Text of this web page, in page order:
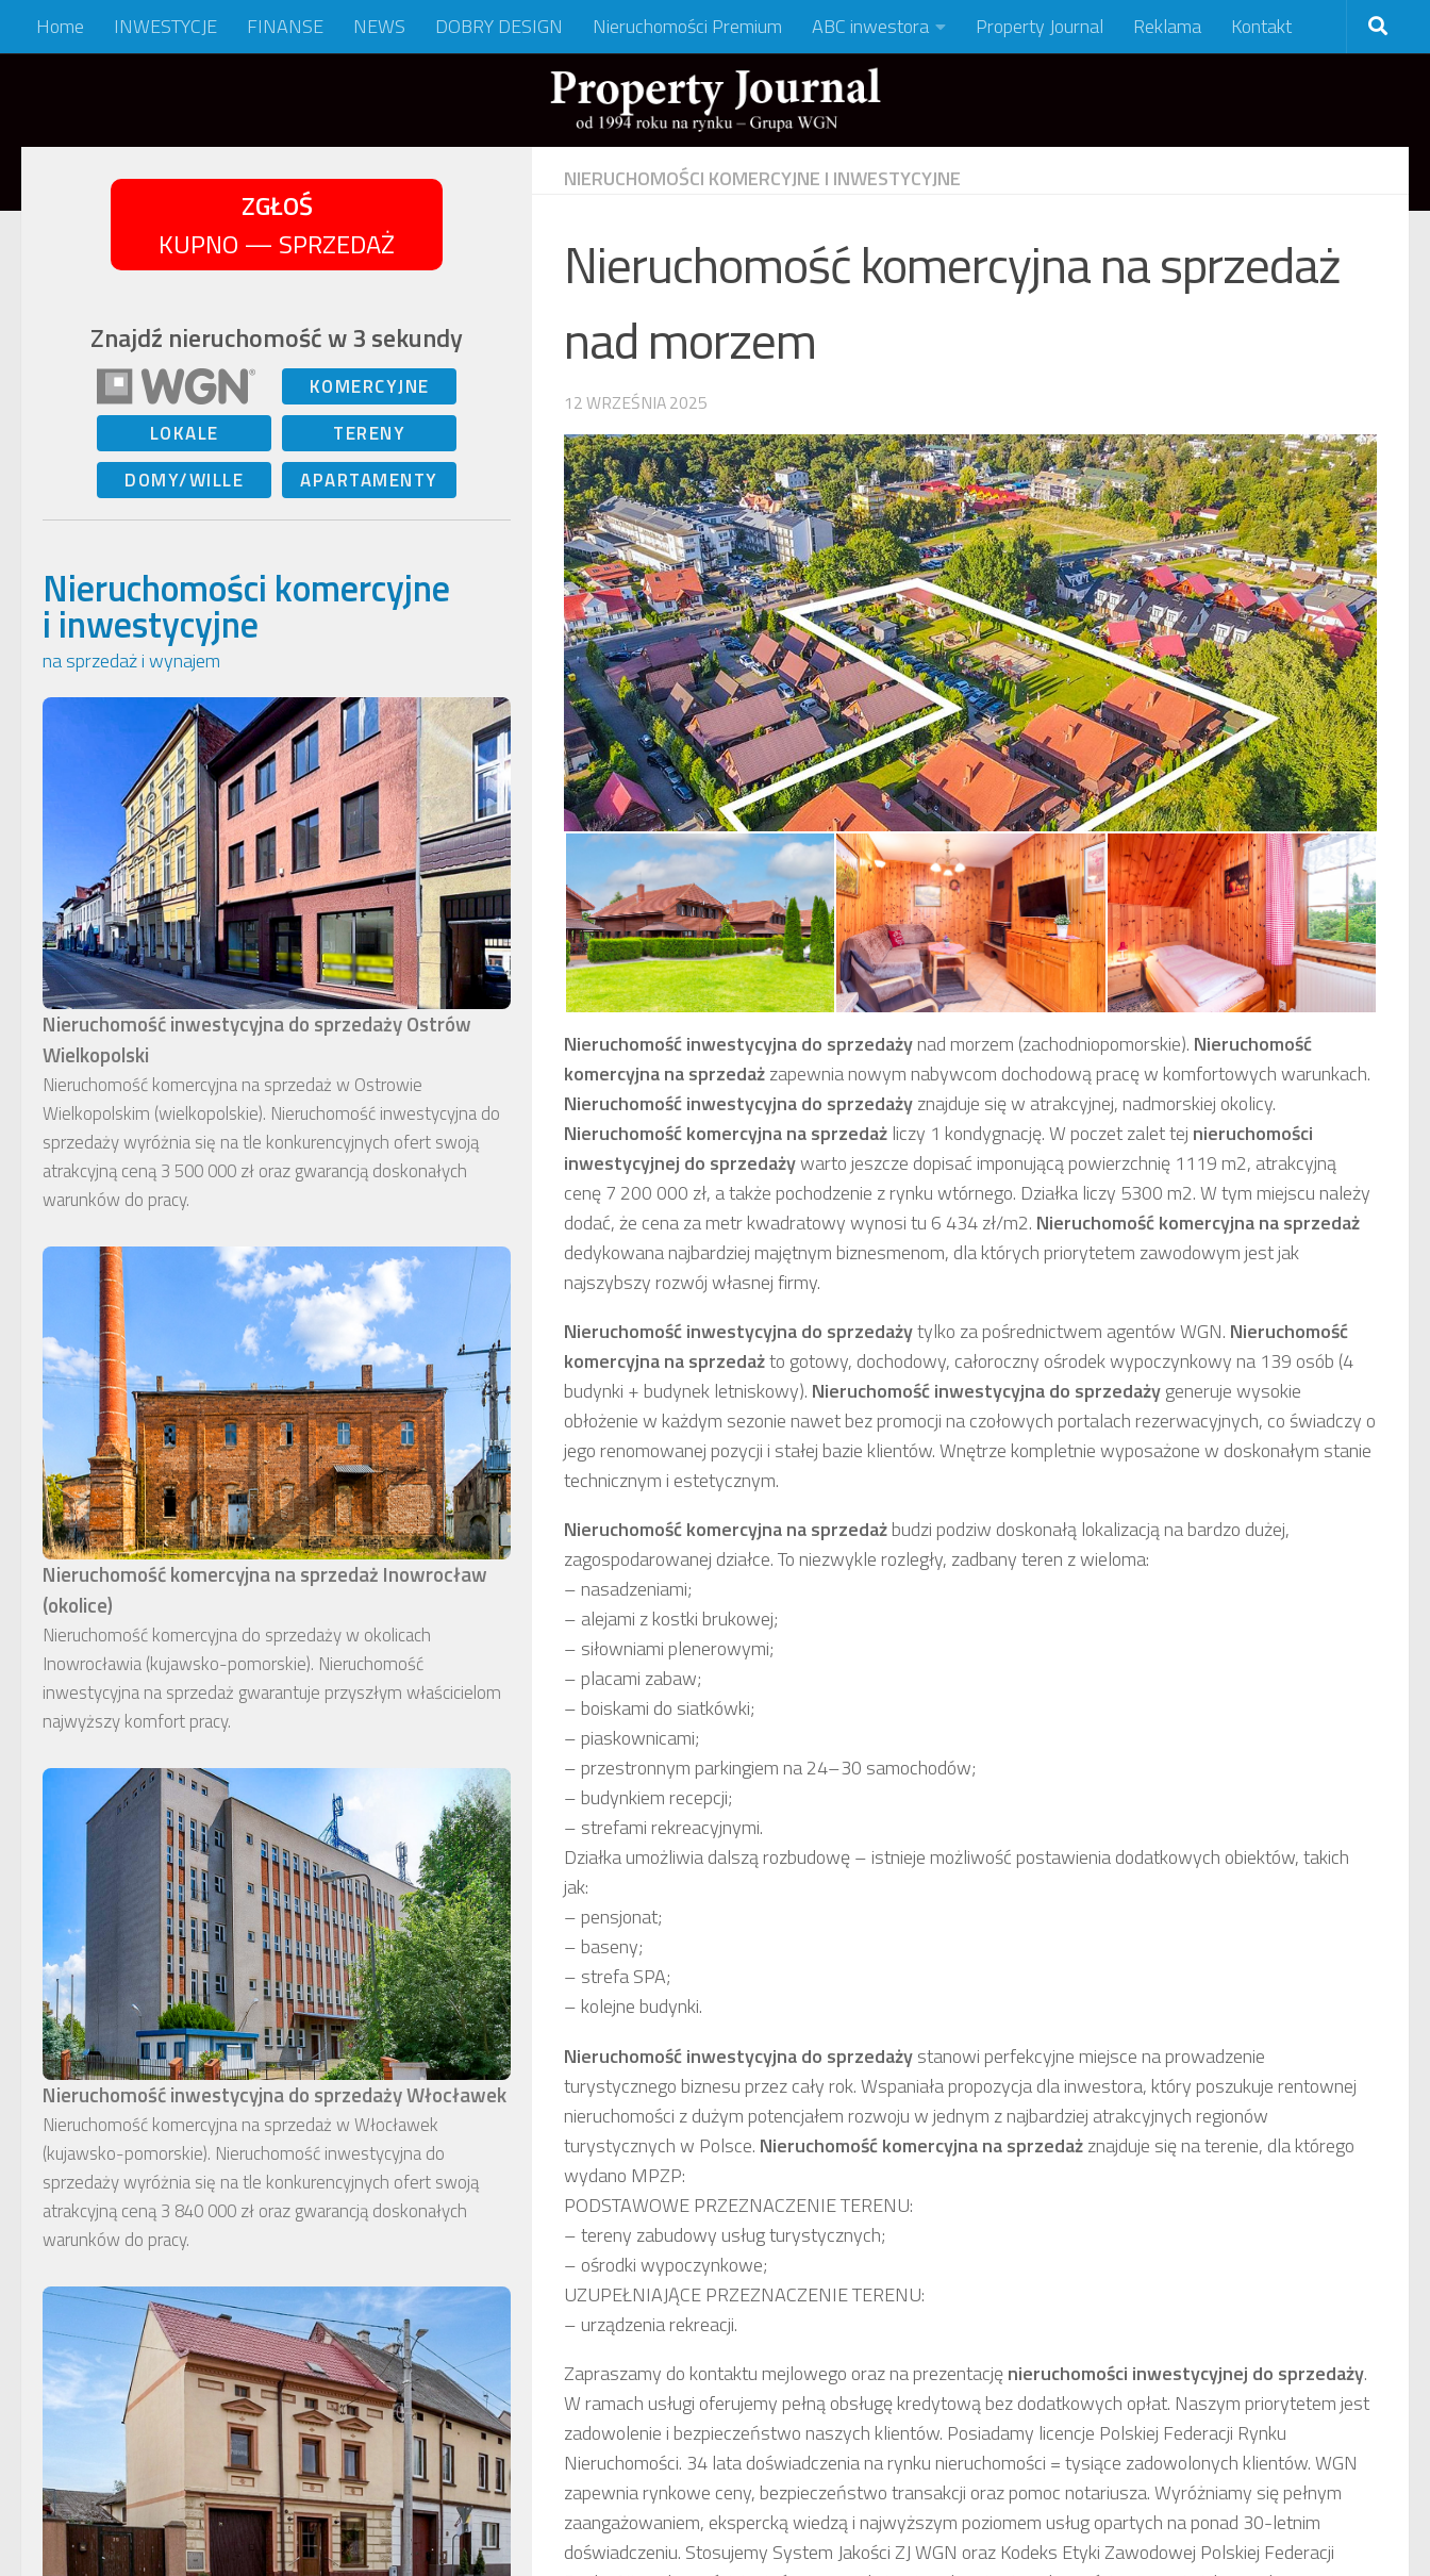
Skip to content
Home INWESTYCJE FINANSE NEWS DOBRY DESIGN Nieruchomości Premium ABC inwestora Property Journal Reklama Kontakt
NIERUCHOMOŚCI KOMERCYJNE I INWESTYCYJNE
Nieruchomość komercyjna na sprzedaż
nad morzem
12 WRZEŚNIA 2025
Nieruchomość inwestycyjnado sprzedażynad morzem (zachodniopomorskie). Nieruchomość
komercyjnana sprzedażzapewnia nowym nabywcom dochodową pracę w komfortowych warunkach.
Nieruchomość inwestycyjnado sprzedażyznajduje się w atrakcyjnej, nadmorskiej okolicy.
Nieruchomość komercyjnana sprzedaż liczy 1 kondygnację. W poczet zalet tej nieruchomości
inwestycyjnej do sprzedażywarto jeszcze dopisać imponującą powierzchnię 1119 m2, atrakcyjną
cenę 7 200 000 zł, a także pochodzenie z rynku wtórnego. Działka liczy 5300 m2. W tym miejscu należy
dodać, że cena za metr kwadratowy wynosi tu 6 434 zł/m2. Nieruchomość komercyjnana sprzedaż
dedykowana najbardziej majętnym biznesmenom, dla których priorytetem zawodowym jest jak
najszybszy rozwój własnej firmy.
Nieruchomość inwestycyjnado sprzedażytylko za pośrednictwem agentów WGN. Nieruchomość
komercyjnana sprzedażto gotowy, dochodowy, całoroczny ośrodek wypoczynkowy na 139 osób (4
budynki + budynek letniskowy). Nieruchomość inwestycyjnado sprzedażygeneruje wysokie
obłożenie w każdym sezonie nawet bez promocji na czołowych portalach rezerwacyjnych, co świadczy o
jego renomowanej pozycji i stałej bazie klientów. Wnętrze kompletnie wyposażone w doskonałym stanie
technicznym i estetycznym.
Nieruchomość komercyjnana sprzedażbudzi podziw doskonałą lokalizacją na bardzo dużej,
zagospodarowanej działce. To niezwykle rozległy, zadbany teren z wieloma:
– nasadzeniami;
– alejami z kostki brukowej;
– siłowniami plenerowymi;
– placami zabaw;
– boiskami do siatkówki;
– piaskownicami;
– przestronnym parkingiem na 24–30 samochodów;
– budynkiem recepcji;
– strefami rekreacyjnymi.
Działka umożliwia dalszą rozbudowę – istnieje możliwość postawienia dodatkowych obiektów, takich
jak:
– pensjonat;
– baseny;
– strefa SPA;
– kolejne budynki.
Nieruchomość inwestycyjnado sprzedażystanowi perfekcyjne miejsce na prowadzenie
turystycznego biznesu przez cały rok. Wspaniała propozycja dla inwestora, który poszukuje rentownej
nieruchomości z dużym potencjałem rozwoju w jednym z najbardziej atrakcyjnych regionów
turystycznych w Polsce. Nieruchomość komercyjnana sprzedażznajduje się na terenie, dla którego
wydano MPZP:
PODSTAWOWE PRZEZNACZENIE TERENU:
– tereny zabudowy usług turystycznych;
– ośrodki wypoczynkowe;
UZUPEŁNIAJĄCE PRZEZNACZENIE TERENU:
– urządzenia rekreacji.
Zapraszamy do kontaktu mejlowego oraz na prezentacjęnieruchomości inwestycyjnej do sprzedaży.
W ramach usługi oferujemy pełną obsługę kredytową bez dodatkowych opłat. Naszym priorytetem jest
zadowolenie i bezpieczeństwo naszych klientów. Posiadamy licencje Polskiej Federacji Rynku
Nieruchomości. 34 lata doświadczenia na rynku nieruchomości = tysiące zadowolonych klientów. WGN
zapewnia rynkowe ceny, bezpieczeństwo transakcji oraz pomoc notariusza. Wyróżniamy się pełnym
zaangażowaniem, ekspercką wiedzą i najwyższym poziomem usług opartych na ponad 30-letnim
doświadczeniu. Stosujemy System Jakości ZJ WGN oraz Kodeks Etyki Zawodowej Polskiej Federacji
ZGŁOŚ
KUPNO — SPRZEDAŻ
Znajdź nieruchomość w 3 sekundy
KOMERCYJNE
LOKALE
TERENY
DOMY/WILLE
APARTAMENTY
Nieruchomości komercyjne
i inwestycyjne
na sprzedaż i wynajem
Nieruchomość inwestycyjna do sprzedaży Ostrów
Wielkopolski
Nieruchomość komercyjna na sprzedaż w Ostrowie
Wielkopolskim (wielkopolskie). Nieruchomość inwestycyjna do
sprzedaży wyróżnia się na tle konkurencyjnych ofert swoją
atrakcyjną ceną 3 500 000 zł oraz gwarancją doskonałych
warunków do pracy.
Nieruchomość komercyjna na sprzedaż Inowrocław
(okolice)
Nieruchomość komercyjna do sprzedaży w okolicach
Inowrocławia (kujawsko-pomorskie). Nieruchomość
inwestycyjna na sprzedaż gwarantuje przyszłym właścicielom
najwyższy komfort pracy.
Nieruchomość inwestycyjna do sprzedaży Włocławek
Nieruchomość komercyjna na sprzedaż w Włocławek
(kujawsko-pomorskie). Nieruchomość inwestycyjna do
sprzedaży wyróżnia się na tle konkurencyjnych ofert swoją
atrakcyjną ceną 3 840 000 zł oraz gwarancją doskonałych
warunków do pracy.